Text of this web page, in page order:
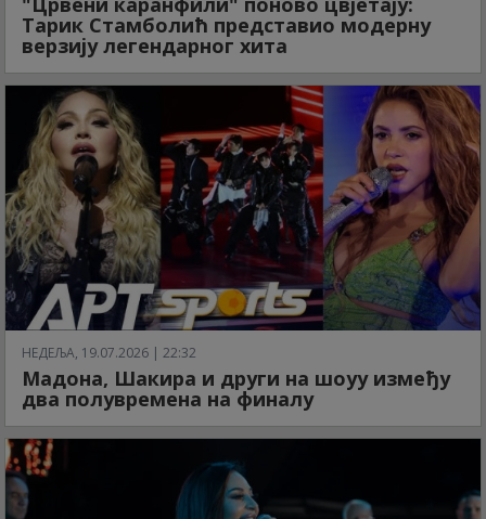
Тарик Стамболић представио модерну
верзију легендарног хита
НЕДЕЉА, 19.07.2026 | 22:32
Мадона, Шакира и други на шоуу између
два полувремена на финалу